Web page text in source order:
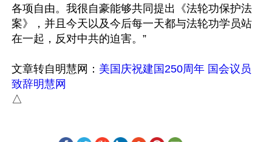
各项自由。我很自豪能够共同提出《法轮功保护法
案》，并且今天以及今后每一天都与法轮功学员站
在一起，反对中共的迫害。”
文章转自明慧网： 美国庆祝建国250周年 国会议员
致辞明慧网